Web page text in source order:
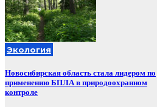
Экология
Новосибирская область стала лидером по
применению БПЛА в природоохранном
контроле